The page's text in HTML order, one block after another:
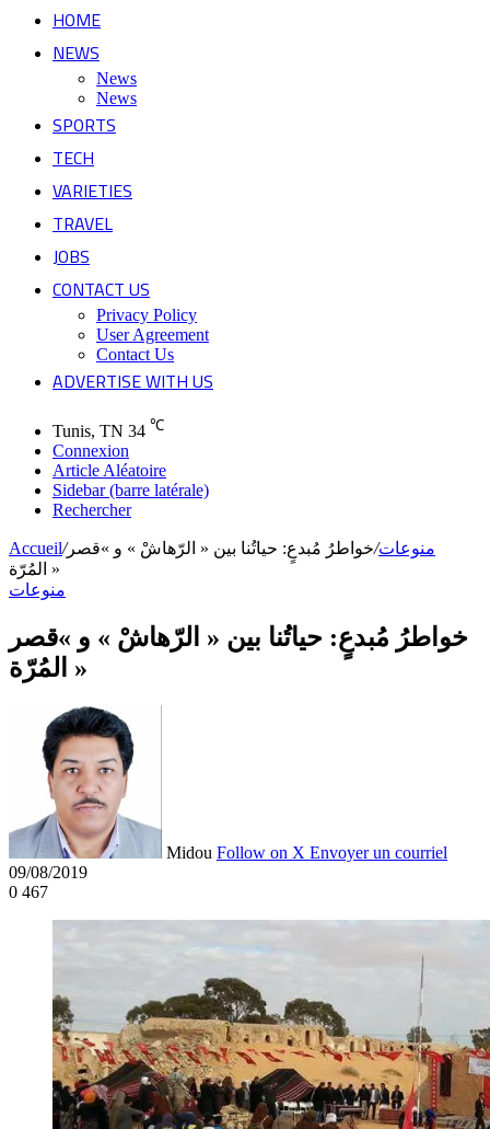
HOME
NEWS
News
News
SPORTS
TECH
VARIETIES
TRAVEL
JOBS
CONTACT US
Privacy Policy
User Agreement
Contact Us
ADVERTISE WITH US
Tunis, TN 34 ℃
Connexion
Article Aléatoire
Sidebar (barre latérale)
Rechercher
Accueil/ منوعات/خواطرُ مُبدعٍ: حياتُنا بين « الرّهاشْ » و »قصر
المُرّة »
منوعات
خواطرُ مُبدعٍ: حياتُنا بين « الرّهاشْ » و »قصر
المُرّة »
Midou Follow on X Envoyer un courriel
09/08/2019
0 467